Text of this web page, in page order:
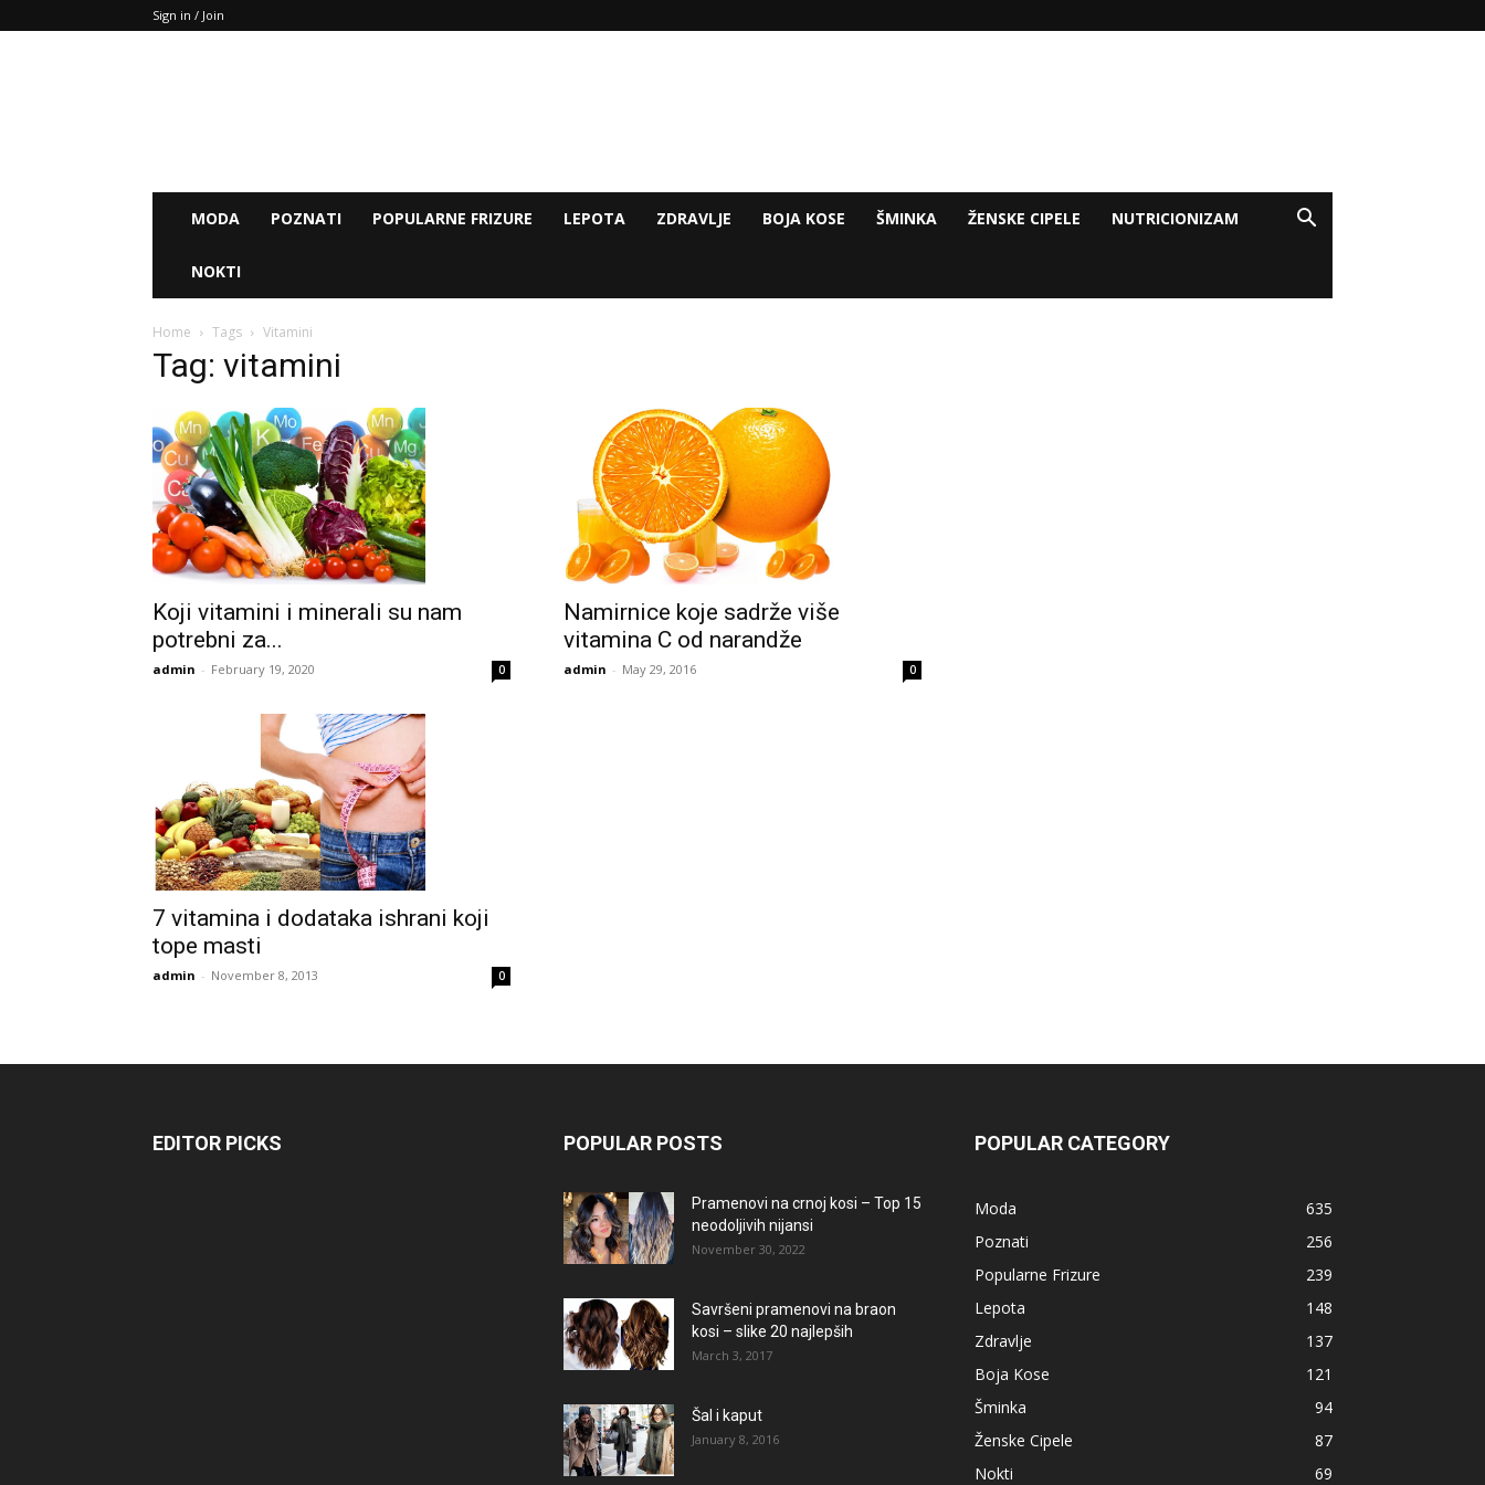
Sign in / Join
MODA POZNATI POPULARNE FRIZURE LEPOTA ZDRAVLJE BOJA KOSE ŠMINKA ŽENSKE CIPELE NUTRICIONIZAM
NOKTI
Home Tags Vitamini
Tag: vitamini
Koji vitamini i minerali su nam
potrebni za...
admin - February 19, 2020 0
Namirnice koje sadrže više
vitamina C od narandže
admin - May 29, 2016 0
7 vitamina i dodataka ishrani koji
tope masti
admin - November 8, 2013 0
EDITOR PICKS POPULAR POSTS
Pramenovi na crnoj kosi – Top 15
neodoljivih nijansi
November 30, 2022
Savršeni pramenovi na braon
kosi – slike 20 najlepših
March 3, 2017
Šal i kaput
January 8, 2016
POPULAR CATEGORY
Moda
635
Poznati
256
Popularne Frizure
239
Lepota
148
Zdravlje
137
Boja Kose
121
Šminka
94
Ženske Cipele
87
Nokti
69